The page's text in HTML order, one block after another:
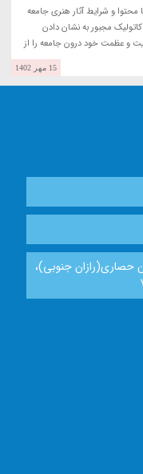
تا محتوا و شرایط آثار هنری جامعه
مجبور به نشان دادن
و عظمت خود درون جامعه را از
15 مهر 1402
حصاری(رازان جنوبی)،